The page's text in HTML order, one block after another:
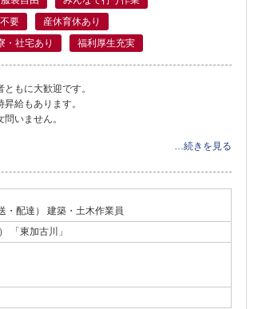
要
産休育休あり
・社宅あり 福利厚生充実
もに大歓迎です。
給もあります。
いません。
…続きを見る
・配達） 建築・土木作業員
「東加古川」